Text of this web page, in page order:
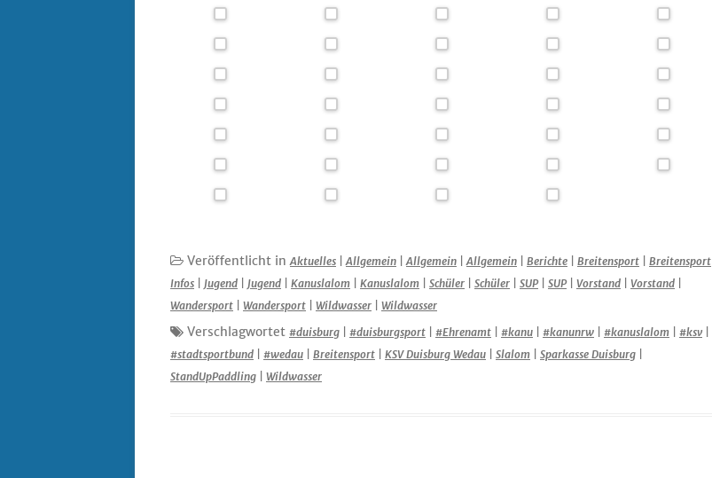
Veröffentlicht inAktuelles |Allgemein |Allgemein |Allgemein Berichte Breitensport Breitensport
Infos
Jugend Jugend Kanuslalom Kanuslalom Schüler Schüler SUP| SUP| Vorstand Vorstand
Wandersport
Wandersport Wildwasser Wildwasser
Verschlagwortet #duisburg #duisburgsport #Ehrenamt #kanu #kanunrw #kanuslalom #ksv
#stadtsportbund
#wedau Breitensport KSV Duisburg Wedau Slalom Sparkasse Duisburg
StandUpPaddling
Wildwasser